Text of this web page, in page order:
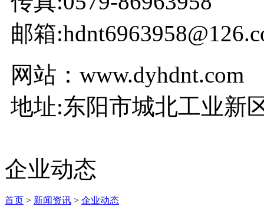
邮箱
网站：www.dyhdnt.com
地址:东阳市城北工业新
企业动态
首页 > 新闻资讯 > 企业动态